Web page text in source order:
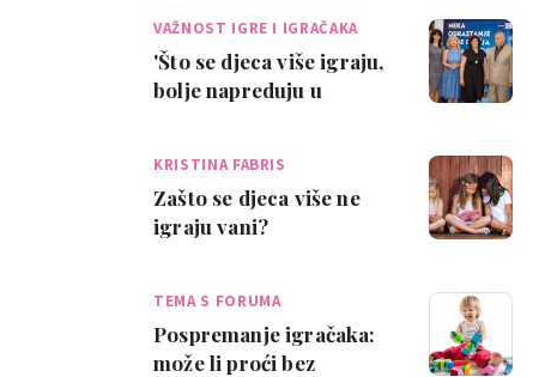
VAŽNOST IGRE I IGRAČAKA
'Što se djeca više igraju,
bolje napreduju u
KRISTINA FABRIS
Zašto se djeca više ne
igraju vani?
TEMA S FORUMA
Pospremanje igračaka:
može li proći bez